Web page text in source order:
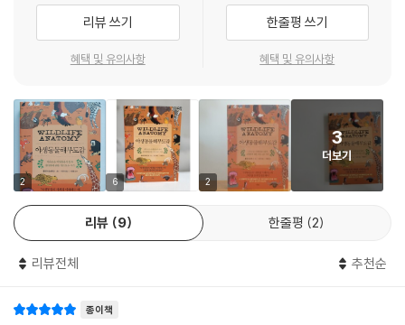
판다, 얼룩말, 펭귄, 스컹크는 가장 유명한 흑백 동물로 꼽힌다. 이런 색깔
배합은 동물의 윤곽을 허물고 주변 환경과 잘 어우러지게 만들어 위장술을
의 접근을 막아주는 역할을 한다. 얼룩말의 줄무늬는 피를 빠는 벌레를 쫓
으려는 것처럼 보이는데, 과학자들은 정확한 이유를 밝히려고 여전히 노력
중이다. --- 「몸 전체가 검고 흰 동물들」 중에서
판다는 솜털 같은 검고 흰 털과 안대를 한 듯한 독특한 눈 덕분에 전 세계적
으로 알려졌지만, 이 흑백의 외피가 어떤 용도를 갖는지는 과학적으로 확
실히 알려진 바가 없다. 판다는 천적을 피해 몸을 숨기거나 먹이에 몰래 접
근할 필요가 없으므로 위장술일 가능성은 없어 보인다.
환경 개발로 인한 서식지 감소 등으로 위협을 받고 있다는 사실도 놓치지
않는다. 사자는 과거 서식지의 94퍼센트에서 자취를 감추었고, 한때 남아
메리카와 북아메리카 전역을 어슬렁거렸던 퓨마는 일부 지역에만 남아 있
감소로 그 수가 급격히 줄었다. 천산갑은 비늘을 얻기 위해, 멕시코도롱뇽
은 재생 능력 때문에 불법 거래가 이루어지고 있다.
이 책은 아이와 어른 모두가 자연을 사랑하고, 더 깊은 탐험으로 나아가게
하는 훌륭한 책이자 보는 재미와 읽는 즐거움을 동시에 주는 백과사전과
같은 책이다.
다양한 생태계와 그 속에 살고 있는 동물들을 만난다
맨 처음 저자는 ‘생태계’에 주목한다. 생태계는 사람을 포함한 다양한 동식
리뷰 쓰기
혜택 및 유의사항
한줄평 쓰기
혜택 및 유의사항
2 6 2
3
더보기
리뷰 9 한줄평 2
리뷰전체 추천순
종이책